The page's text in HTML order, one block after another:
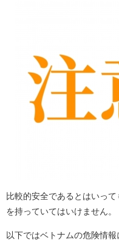
比較的安全であるとはいっ
を持っていてはいけません。
以下ではベトナムの危険情